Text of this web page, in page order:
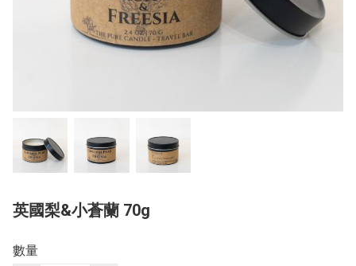
英國梨&小蒼蘭 70g
數量